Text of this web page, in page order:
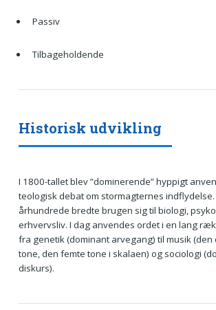
Passiv
Tilbageholdende
Historisk udvikling
I 1800-tallet blev ”dominerende” hyppigt
teologisk debat om stormagternes indflydelse.
århundrede bredte brugen sig til biologi,
erhvervsliv. I dag anvendes ordet i en lang
fra genetik (dominant arvegang) til musik (den
tone, den femte tone i skalaen) og sociologi
diskurs).